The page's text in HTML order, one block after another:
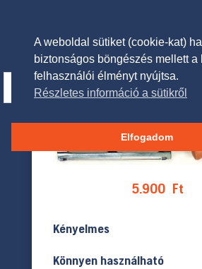
Oregon
5.900 Ft
Kényelmes
Könnyen használható
A weboldal sütiket (cookie-kat)
biztonságos böngészés mellett a
felhasználói élményt nyújtsa.
Részletes információ a sütikről
Elfogadom